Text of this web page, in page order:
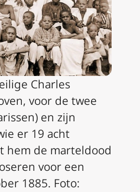
Charles
voor de twee
en zijn
er 19 acht
hem de marteldood
voor een
1885. Foto: